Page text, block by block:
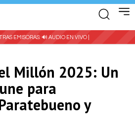
EMISORAS: 🔊 AUDIO EN VIVO |
Millón 2025: Un
para
y